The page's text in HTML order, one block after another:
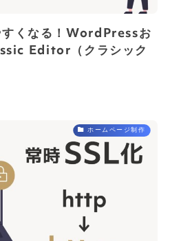
くなる！WordPressお
Editor（クラシック
ホームページ制作